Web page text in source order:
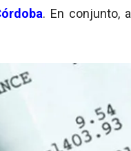
. En conjunto,